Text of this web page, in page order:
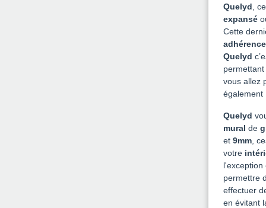
Quelyd,
expansé
Cette
Quelyd
vous allez
également
Quelyd
mural de
et 9mm,
votre
l'exception
permettre
effectuer
en évitant